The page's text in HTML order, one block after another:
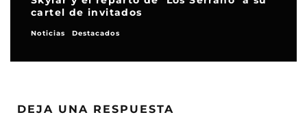
cartel de invitados
Noticias Destacados
DEJA UNA RESPUESTA